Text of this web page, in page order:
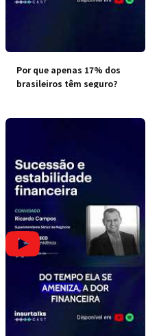
Por que apenas 17% dos
brasileiros têm seguro?